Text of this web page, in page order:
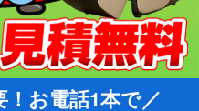
！お電話1本で